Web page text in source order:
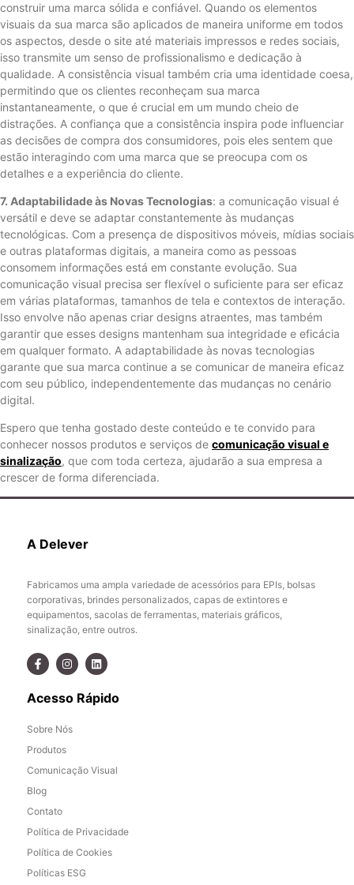
construir uma marca sólida e confiável. Quando os elementos
visuais da sua marca são aplicados de maneira uniforme em todos
os aspectos, desde o site até materiais impressos e redes sociais,
isso transmite um senso de profissionalismo e dedicação à
qualidade. A consistência visual também cria uma identidade coesa,
permitindo que os clientes reconheçam sua marca
instantaneamente, o que é crucial em um mundo cheio de
distrações. A confiança que a consistência inspira pode influenciar
as decisões de compra dos consumidores, pois eles sentem que
estão interagindo com uma marca que se preocupa com os
detalhes e a experiência do cliente.
7. Adaptabilidade às Novas Tecnologias: a comunicação visual é
versátil e deve se adaptar constantemente às mudanças
tecnológicas. Com a presença de dispositivos móveis, mídias sociais
e outras plataformas digitais, a maneira como as pessoas
consomem informações está em constante evolução. Sua
comunicação visual precisa ser flexível o suficiente para ser eficaz
em várias plataformas, tamanhos de tela e contextos de interação.
Isso envolve não apenas criar designs atraentes, mas também
garantir que esses designs mantenham sua integridade e eficácia
em qualquer formato. A adaptabilidade às novas tecnologias
garante que sua marca continue a se comunicar de maneira eficaz
com seu público, independentemente das mudanças no cenário
digital.
Espero que tenha gostado deste conteúdo e te convido para
conhecer nossos produtos e serviços de comunicação visual e
sinalização, que com toda certeza, ajudarão a sua empresa a
crescer de forma diferenciada.
A Delever
Fabricamos uma ampla variedade de acessórios para EPIs, bolsas
corporativas, brindes personalizados, capas de extintores e
equipamentos, sacolas de ferramentas, materiais gráficos,
sinalização, entre outros.
Acesso Rápido
Sobre Nós
Produtos
Comunicação Visual
Blog
Contato
Política de Privacidade
Política de Cookies
Políticas ESG